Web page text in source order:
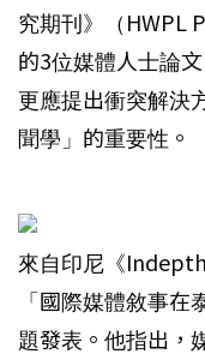
究期刊》（HWPL
的3位媒體人士論
更應提出衝突解決
聞學」的重要性。
來自印尼《
「國際媒體敘事
題發表。他指出，